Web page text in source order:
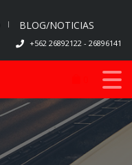
BLOG/NOTICIAS
+562 26892122 - 26896141